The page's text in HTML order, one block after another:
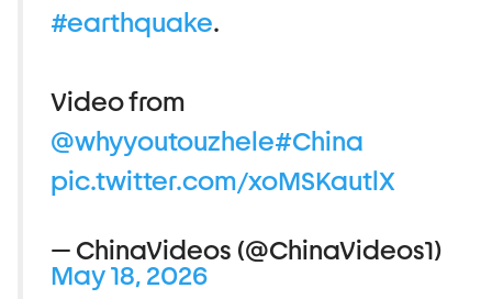
#earthquake.
Video from
@whyyoutouzhele#China
pic.twitter.com/xoMSKautlX
— ChinaVideos (@ChinaVideos1)
May 18, 2026